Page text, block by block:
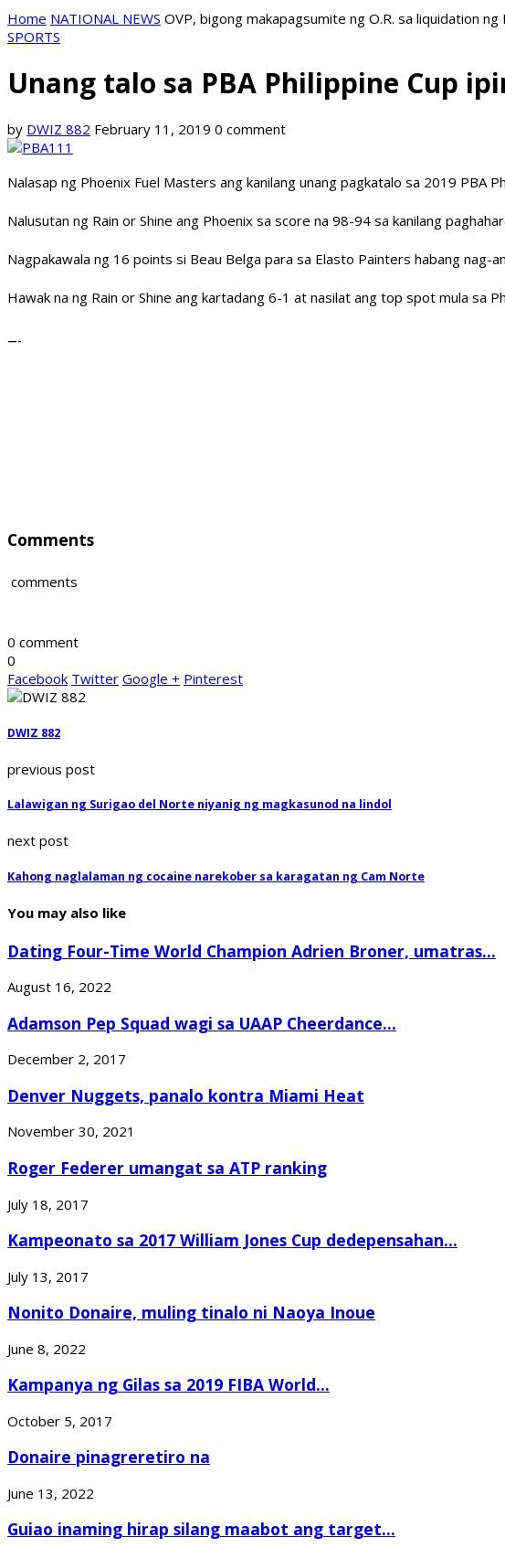
Home NATIONAL NEWS OVP, bigong makapagsumite ng O.R. sa liquidation
SPORTS
Unang talo sa PBA Philippine Cup
by DWIZ 882 February 11, 2019 0 comment
Nalasap ng Phoenix Fuel Masters ang kanilang unang pagkatalo sa 2019 PBA
Nalusutan ng Rain or Shine ang Phoenix sa score na 98-94 sa kanilang
Nagpakawala ng 16 points si Beau Belga para sa Elasto Painters habang nag-
Hawak na ng Rain or Shine ang kartadang 6-1 at nasilat ang top spot mula sa
—-
Comments
comments
0 comment
0
Facebook Twitter Google + Pinterest
DWIZ 882
previous post
Lalawigan ng Surigao del Norte niyanig ng magkasunod na lindol
next post
Kahong naglalaman ng cocaine narekober sa karagatan ng Cam Norte
You may also like
Dating Four-Time World Champion Adrien Broner, umatras...
August 16, 2022
Adamson Pep Squad wagi sa UAAP Cheerdance...
December 2, 2017
Denver Nuggets, panalo kontra Miami Heat
November 30, 2021
Roger Federer umangat sa ATP ranking
July 18, 2017
Kampeonato sa 2017 William Jones Cup dedepensahan...
July 13, 2017
Nonito Donaire, muling tinalo ni Naoya Inoue
June 8, 2022
Kampanya ng Gilas sa 2019 FIBA World...
October 5, 2017
Donaire pinagreretiro na
June 13, 2022
Guiao inaming hirap silang maabot ang target...